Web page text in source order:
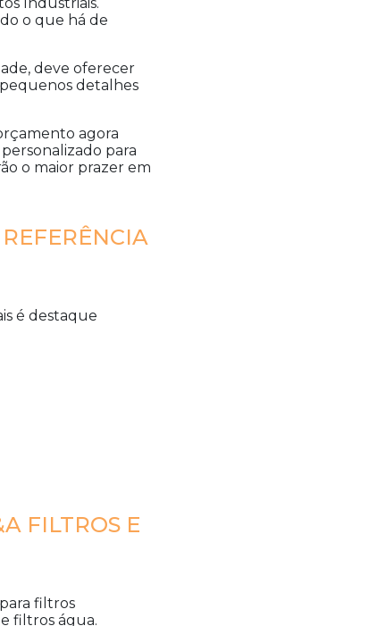
o que há de
deve oferecer
detalhes
agora
para
o maior prazer em
é destaque
FILTROS E
filtros
filtros água.